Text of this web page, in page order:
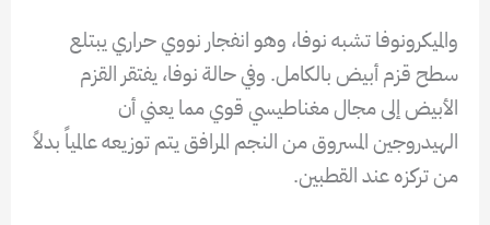
والميكرونوفا تشبه نوفا، وهو انفجار نووي حراري يبتلع
سطح قزم أبيض بالكامل. وفي حالة نوفا، يفتقر القزم
الأبيض إلى مجال مغناطيسي قوي مما يعني أن
الهيدروجين المسروق من النجم المرافق يتم توزيعه عالمياً بدلاً
من تركزه عند القطبين.